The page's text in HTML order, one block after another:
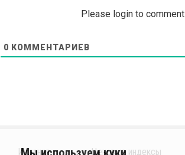
Please login to comment
0 КОММЕНТАРИЕВ
Издания Ценовые индексы